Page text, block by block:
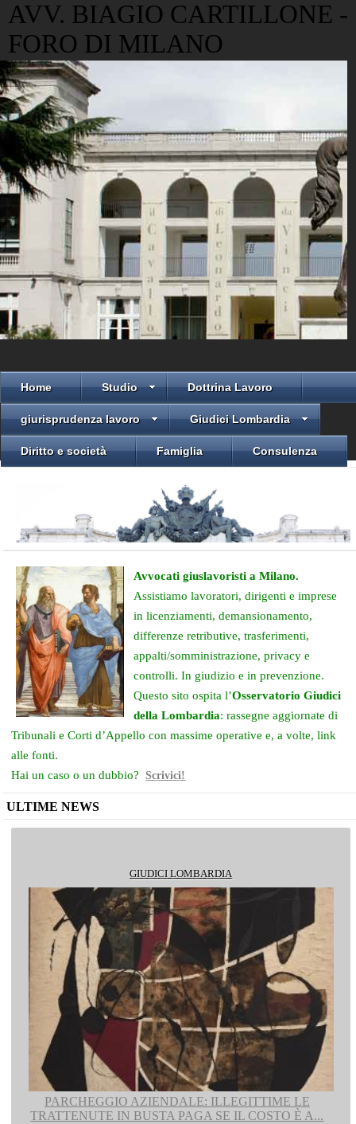
AVV. BIAGIO CARTILLONE -
FORO DI MILANO
Home Studio Dottrina Lavoro
giurisprudenza lavoro Giudici Lombardia
Diritto e società Famiglia Consulenza
Avvocati giuslavoristi a Milano.
Assistiamo lavoratori, dirigenti e imprese
in licenziamenti, demansionamento,
differenze retributive, trasferimenti,
appalti/somministrazione, privacy e
controlli. In giudizio e in prevenzione.
Questo sito ospita l’Osservatorio Giudici
della Lombardia: rassegne aggiornate di
Tribunali e Corti d’Appello con massime operative e, a volte, link
alle fonti.
Hai un caso o un dubbio?
Scrivici!
ULTIME NEWS
GIUDICI LOMBARDIA
PARCHEGGIO AZIENDALE: ILLEGITTIME LE
TRATTENUTE IN BUSTA PAGA SE IL COSTO È A...